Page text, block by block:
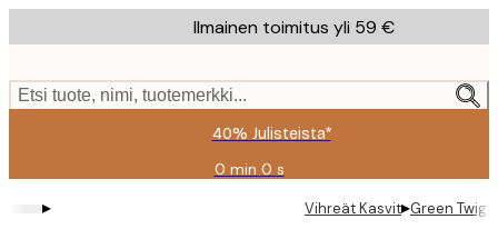
to
content.
Ilmainen toimitus yli 59 €
Etsi tuote, nimi, tuotemerkki...
40% Julisteista*
0 min 0 s
Voimassa
▸ Vihreät Kasvit▸Green Twig